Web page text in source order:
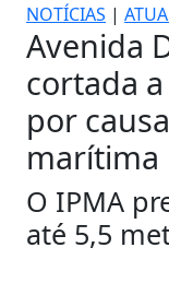
NOTÍCIAS |
Avenida
cortada
por
marítima
O IPMA
até 5,5